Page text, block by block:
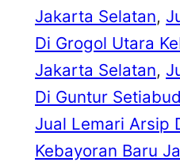
Jakarta Selatan,
Di Grogol Utara
Jakarta Selatan,
Di Guntur
Jual Lemari Arsip
Kebayoran Baru